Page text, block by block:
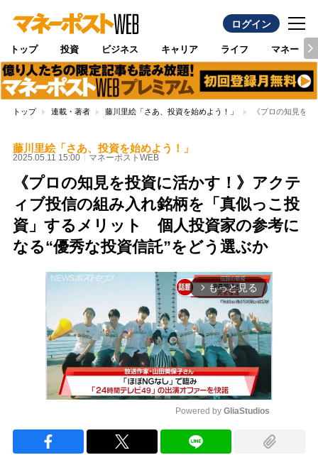
ログイン
トップ 投資 ビジネス キャリア ライフ マネー
トップ 連載・著者 藤川里絵「さあ、投資を始めよう！」 《プロの知見を
藤川里絵「さあ、投資を始めよう！」
2025.05.11 15:00 マネーポストWEB
《プロの知見を投資に活かす！》アクテ
ィブ投信の組み入れ銘柄を「真似っこ投
資」するメリット 個人投資家の参考に
なる“優秀な投資信託”をどう選ぶか
arrow_forward_ios もっと見る
Powered by GliaStudios